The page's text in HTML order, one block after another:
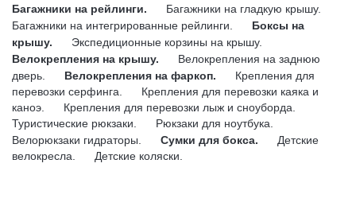
Багажники на рейлинги.
Багажники на гладкую крышу.
Багажники на интегрированные рейлинги.
Боксы на
крышу.
Экспедиционные корзины на крышу.
Велокрепления на крышу.
Велокрепления на заднюю
дверь.
Велокрепления на фаркоп.
Крепления для
перевозки серфинга.
Крепления для перевозки каяка и
каноэ.
Крепления для перевозки лыж и сноуборда.
Туристические рюкзаки.
Рюкзаки для ноутбука.
Велорюкзаки гидраторы.
Сумки для бокса.
Детские
велокресла.
Детские коляски.